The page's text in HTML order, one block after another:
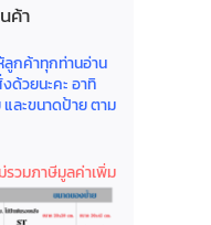
ค้า
กค้าทุกท่านอ่าน
ด้วยนะคะ อาทิ
ละขนาดป้าย ตาม
รวมภาษีมูลค่าเพิ่ม